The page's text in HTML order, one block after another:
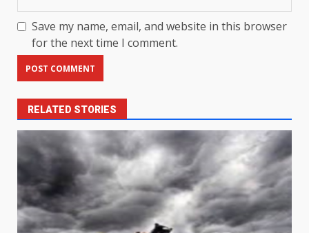
Save my name, email, and website in this browser
for the next time I comment.
RELATED STORIES